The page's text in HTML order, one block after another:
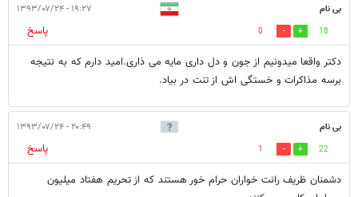
بی نام ۱۹:۲۷ - ۱۳۹۳/۰۷/۲۴
18
0
پاسخ
دکتر واقعا میدونیم از جون و دل داری مایه می ذاری.امید دارم که به نتیجه
برسه مذاکرات و خستگی اش از تنت در بیاد.
بی نام ۲۰:۴۹ - ۱۳۹۳/۰۷/۲۴
22
1
پاسخ
دشمنان ظریف رانت خواران حرام خور هستند که از تحریم هفتاد میلیون